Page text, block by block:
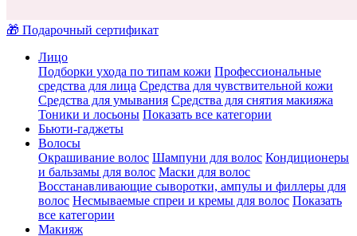
🎁 Подарочный сертификат
Лицо
Подборки ухода по типам кожи Профессиональные
средства для лица Средства для чувствительной кожи
Средства для умывания Средства для снятия макияжа
Тоники и лосьоны Показать все категории
Бьюти-гаджеты
Волосы
Окрашивание волос Шампуни для волос Кондиционеры
и бальзамы для волос Маски для волос
Восстанавливающие сыворотки, ампулы и филлеры для
волос Несмываемые спреи и кремы для волос Показать
все категории
Макияж